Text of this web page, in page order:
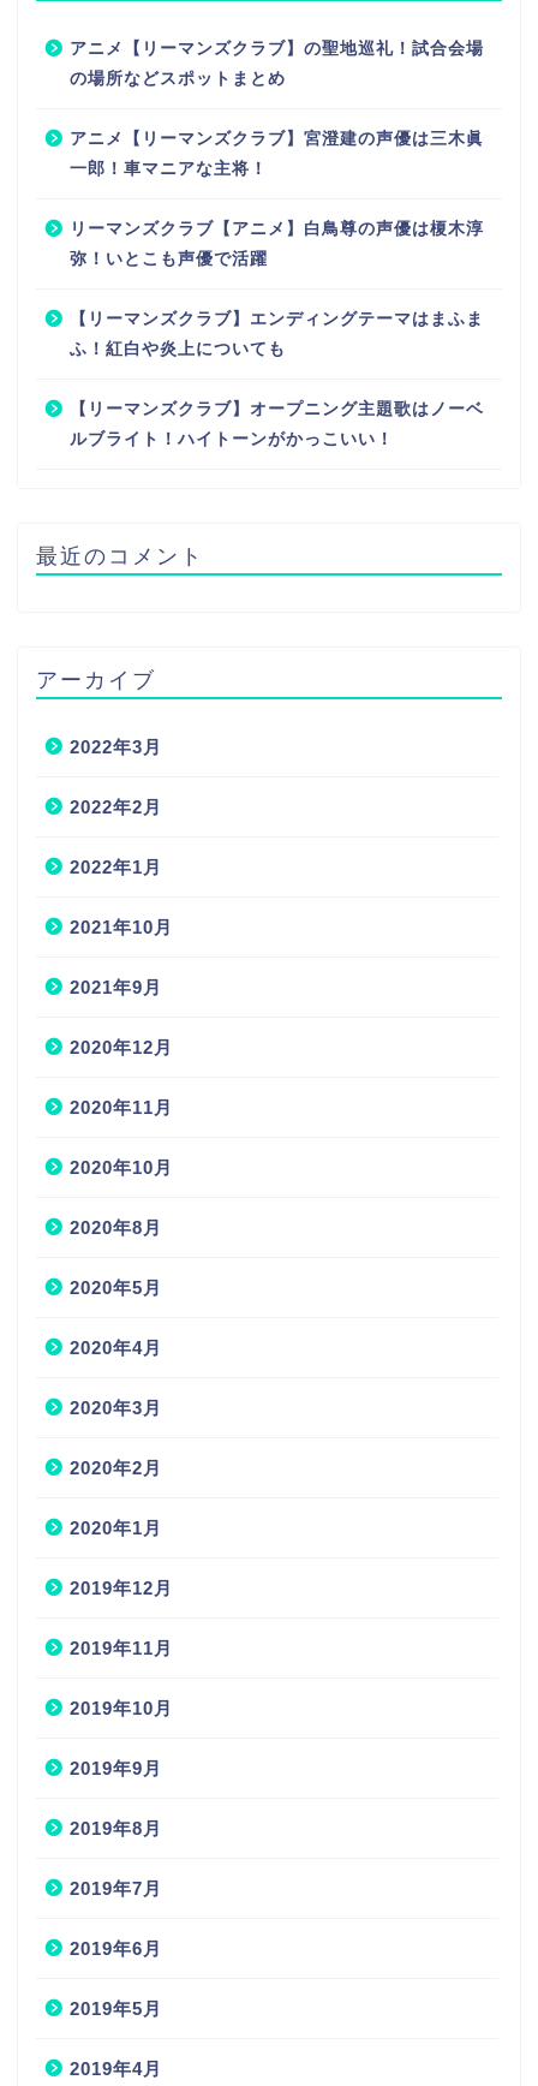
アニメ【リーマンズクラブ】の聖地巡礼！試合会場
の場所などスポットまとめ
アニメ【リーマンズクラブ】宮澄建の声優は三木眞
一郎！車マニアな主将！
リーマンズクラブ【アニメ】白鳥尊の声優は榎木淳
弥！いとこも声優で活躍
【リーマンズクラブ】エンディングテーマはまふま
ふ！紅白や炎上についても
【リーマンズクラブ】オープニング主題歌はノーベ
ルブライト！ハイトーンがかっこいい！
最近のコメント
アーカイブ
2022年3月
2022年2月
2022年1月
2021年10月
2021年9月
2020年12月
2020年11月
2020年10月
2020年8月
2020年5月
2020年4月
2020年3月
2020年2月
2020年1月
2019年12月
2019年11月
2019年10月
2019年9月
2019年8月
2019年7月
2019年6月
2019年5月
2019年4月